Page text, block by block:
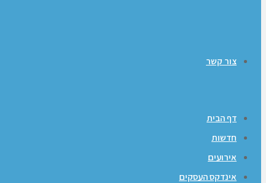
צור קשר
דף הבית
חדשות
אירועים
אינדקס העסקים